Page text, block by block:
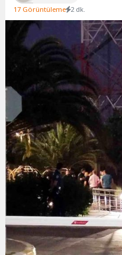
17 Görüntüleme 2 dk.